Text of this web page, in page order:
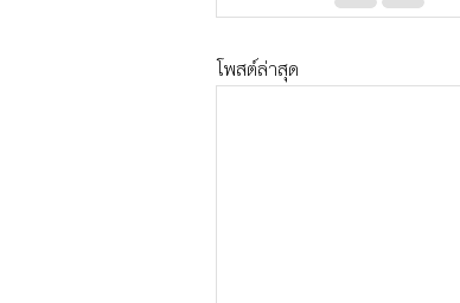
โพสต์ล่าสุด